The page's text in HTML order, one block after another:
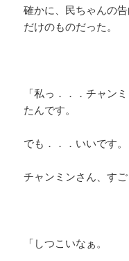
確かに、民ちゃんの
だけのものだった。
「私っ．．．チャン
たんです。
でも．．．いいです。
チャンミンさん、すご
「しつこいなぁ。